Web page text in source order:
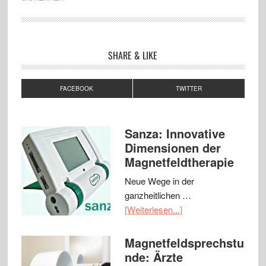
SHARE & LIKE
FACEBOOK TWITTER
Sanza: Innovative
Dimensionen der
Magnetfeldtherapie
Neue Wege in der
ganzheitlichen …
[Weiterlesen...]
Magnetfeldsprechstu
nde: Ärzte